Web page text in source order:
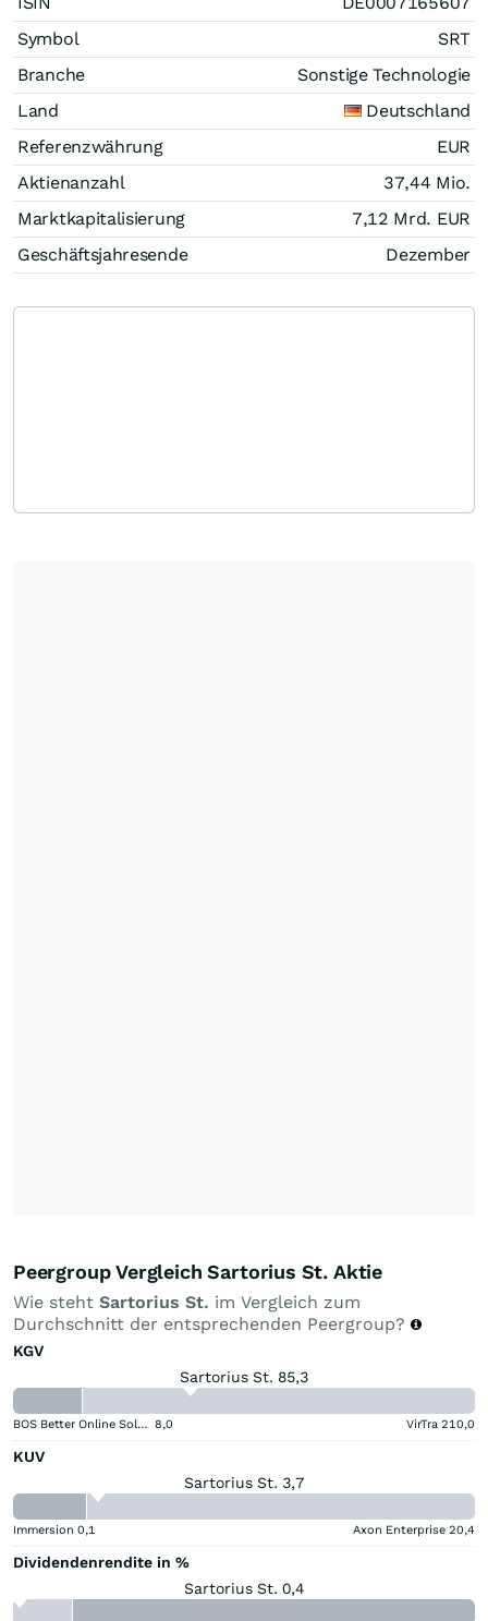
Symbol
SRT
Branche
Sonstige Technologie
Land
Deutschland
Referenzwährung
EUR
Aktienanzahl
37,44 Mio.
Marktkapitalisierung
7,12 Mrd. EUR
Geschäftsjahresende
Dezember
Peergroup Vergleich Sartorius St. Aktie
Wie steht Sartorius St. im Vergleich zum
Durchschnitt der entsprechenden Peergroup?
KGV
Sartorius St. 85,3
BOS Better Online Solutions 8,0 VirTra 210,0
KUV
Sartorius St. 3,7
Immersion 0,1 Axon Enterprise 20,4
Dividendenrendite in %
Sartorius St. 0,4